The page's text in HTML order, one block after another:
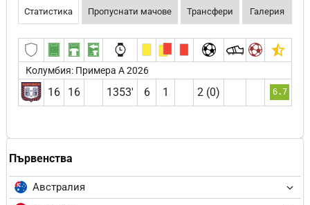
Първенства
Австралия
Статистика Пропуснати мачове Трансфери Галерия
Колумбия: Примера А 2026
16 16 1353′ 6 1 2 (0) 6.7